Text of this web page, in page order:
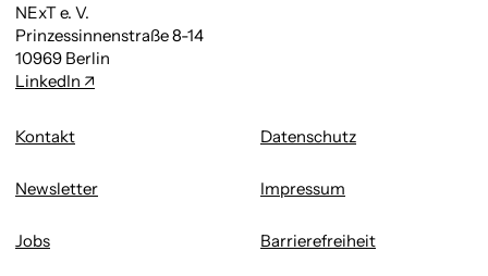
NExT e. V.
Prinzessinnenstraße 8-14
10969 Berlin
LinkedIn
Kontakt
Newsletter
Jobs
Datenschutz
Impressum
Barrierefreiheit